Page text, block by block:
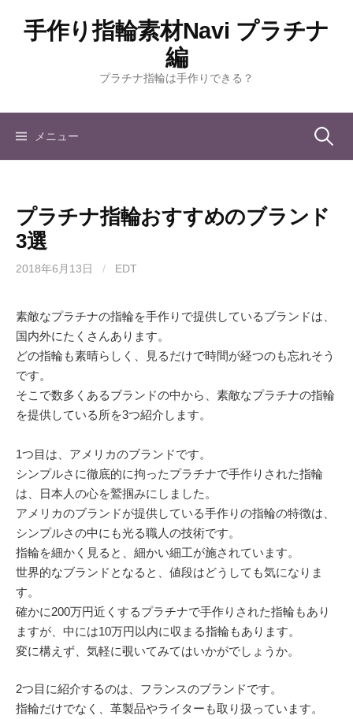
手作り指輪素材Navi プラチナ
編
プラチナ指輪は手作りできる？
メニュー 検
プラチナ指輪おすすめのブランド
3選
2018年6月13日 / EDT
素敵なプラチナの指輪を手作りで提供しているブランドは、
国内外にたくさんあります。
どの指輪も素晴らしく、見るだけで時間が経つのも忘れそう
です。
そこで数多くあるブランドの中から、素敵なプラチナの指輪
を提供している所を3つ紹介します。
1つ目は、アメリカのブランドです。
シンプルさに徹底的に拘ったプラチナで手作りされた指輪
は、日本人の心を鷲掴みにしました。
アメリカのブランドが提供している手作りの指輪の特徴は、
シンプルさの中にも光る職人の技術です。
指輪を細かく見ると、細かい細工が施されています。
世界的なブランドとなると、値段はどうしても気になりま
す。
確かに200万円近くするプラチナで手作りされた指輪もあり
ますが、中には10万円以内に収まる指輪もあります。
変に構えず、気軽に覗いてみてはいかがでしょうか。
2つ目に紹介するのは、フランスのブランドです。
指輪だけでなく、革製品やライターも取り扱っています。